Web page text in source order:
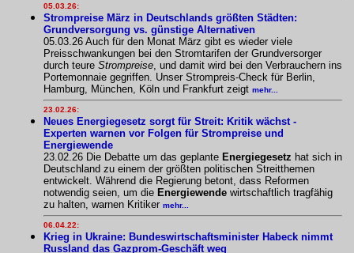
05.03.26:
Strompreise März in Deutschlands größten Städten:
Grundversorgung vs. günstige Alternativen
05.03.26 Auch für den Monat März gibt es wieder viele
Preisschwankungen bei den Stromtarifen der Grundversorger
durch teure Strompreise , und damit wird bei den Verbrauchern ins
Portemonnaie gegriffen. Unser Strompreis-Check für Berlin,
Hamburg, München, Köln und Frankfurt zeigt mehr...
23.02.26:
Neues Energiegesetz sorgt für Streit: Kritik wächst -
Experten warnen vor Folgen für Strompreise und
Energiewende
23.02.26 Die Debatte um das geplante Energiegesetz hat sich in
Deutschland zu einem der größten politischen Streitthemen
entwickelt. Während die Regierung betont, dass Reformen
notwendig seien, um die Energiewende wirtschaftlich tragfähig
zu halten, warnen Kritiker mehr...
06.04.22:
Krieg in Ukraine: Bundeswirtschaftsminister Habeck nimmt
Russland das Gazprom-Geschäft weg